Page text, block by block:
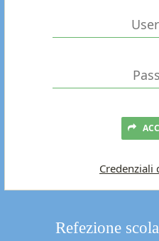
Refezione
Credenziali